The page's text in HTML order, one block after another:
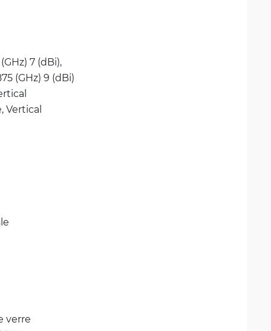
7 (dBi),
(GHz) 9 (dBi)
Vertical
verre